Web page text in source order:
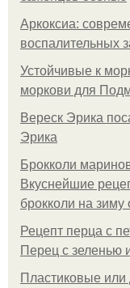
Аркоксиа:
воспалительных
Устойчивые к
моркови для
Вереск Эрика
Эрика
Брокколи
Вкуснейшие
брокколи на зиму
Рецепт перца с
Перец с зеленью
Пластиковые